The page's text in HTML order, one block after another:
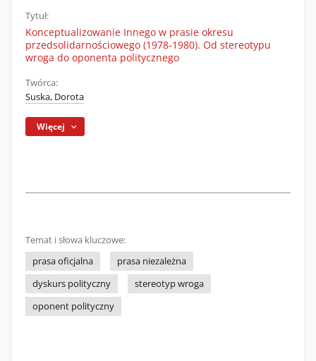
Tytuł:
Konceptualizowanie Innego w prasie okresu
przedsolidarnościowego (1978-1980). Od stereotypu
wroga do oponenta politycznego
Twórca:
Suska, Dorota
Więcej
Temat i słowa kluczowe:
prasa oficjalna
prasa niezależna
dyskurs polityczny
stereotyp wroga
oponent polityczny